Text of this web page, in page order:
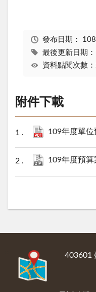
發布日期：
最後更新日期
資料點閱次數
附件下載
109年度單位
109年度預算
403601